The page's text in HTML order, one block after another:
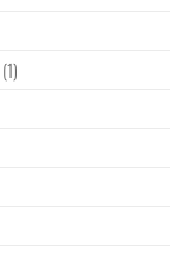
(1)